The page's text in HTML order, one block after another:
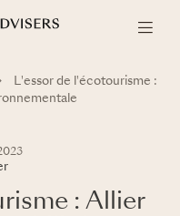
L'essor de l'écotourisme :
: Allier